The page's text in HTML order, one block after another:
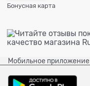
Бонусная карта
Мобильное приложение